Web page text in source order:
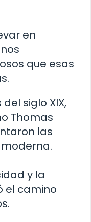
en
que esas
siglo XIX,
Thomas
las
y la
el camino